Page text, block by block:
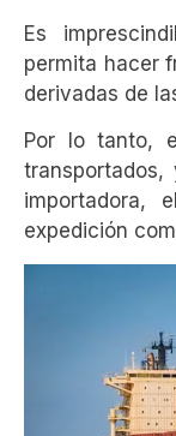
Es
permita hacer
derivadas de
Por lo tanto,
importadora,
expedición